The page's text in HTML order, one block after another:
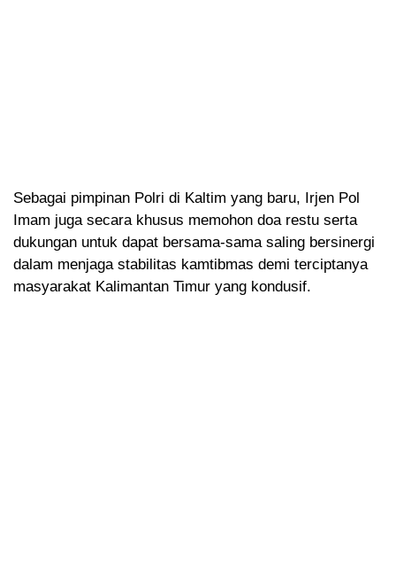
Sebagai pimpinan Polri di Kaltim yang baru, Irjen Pol
Imam juga secara khusus memohon doa restu serta
dukungan untuk dapat bersama-sama saling bersinergi
dalam menjaga stabilitas kamtibmas demi terciptanya
masyarakat Kalimantan Timur yang kondusif.